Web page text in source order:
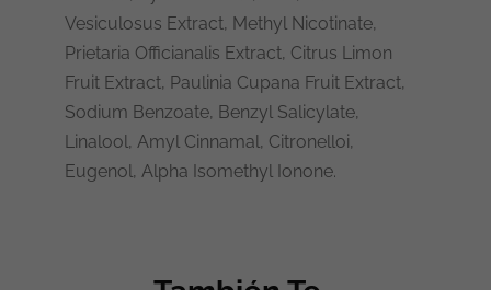
Vesiculosus Extract, Methyl Nicotinate,
Prietaria Officianalis Extract, Citrus Limon
Fruit Extract, Paulinia Cupana Fruit Extract,
Sodium Benzoate, Benzyl Salicylate,
Linalool, Amyl Cinnamal, Citronelloi,
Eugenol, Alpha Isomethyl Ionone.